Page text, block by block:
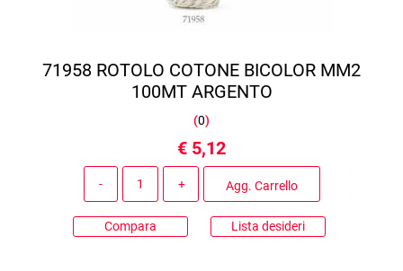
71958 ROTOLO COTONE BICOLOR MM2
100MT ARGENTO
(0)
€ 5,12
Agg. Carrello
Compara Lista desideri